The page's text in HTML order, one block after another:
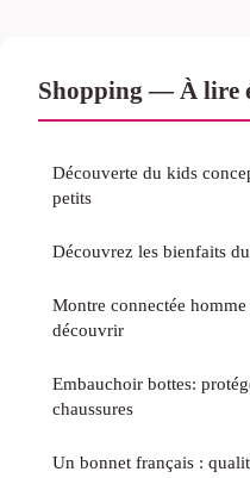
Shopping — À lire
Découverte du kids
petits
Découvrez les bienfaits
Montre connectée
découvrir
Embauchoir bottes:
chaussures
Un bonnet français :